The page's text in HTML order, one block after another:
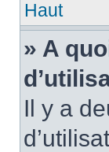
Haut
» A
Il y a